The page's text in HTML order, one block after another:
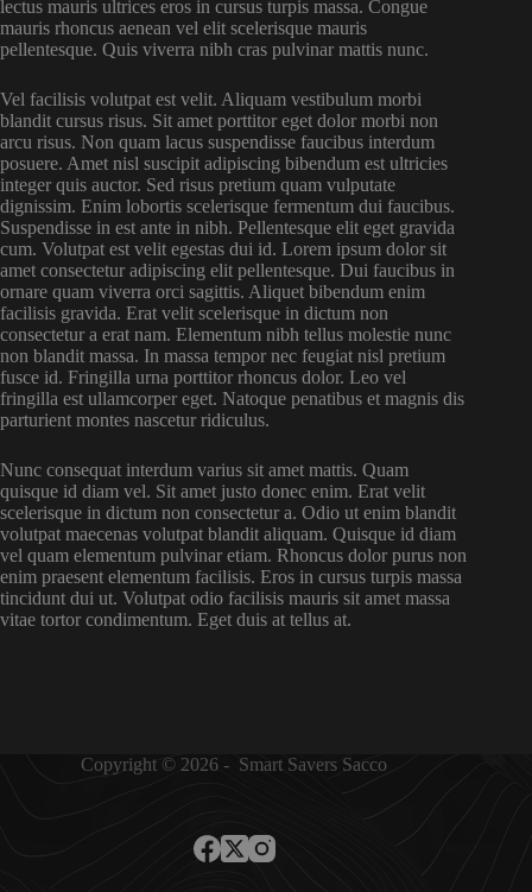
lectus mauris ultrices eros in cursus turpis massa. Congue
mauris rhoncus aenean vel elit scelerisque mauris
pellentesque. Quis viverra nibh cras pulvinar mattis nunc.
Vel facilisis volutpat est velit. Aliquam vestibulum morbi
blandit cursus risus. Sit amet porttitor eget dolor morbi non
arcu risus. Non quam lacus suspendisse faucibus interdum
posuere. Amet nisl suscipit adipiscing bibendum est ultricies
integer quis auctor. Sed risus pretium quam vulputate
dignissim. Enim lobortis scelerisque fermentum dui faucibus.
Suspendisse in est ante in nibh. Pellentesque elit eget gravida
cum. Volutpat est velit egestas dui id. Lorem ipsum dolor sit
amet consectetur adipiscing elit pellentesque. Dui faucibus in
ornare quam viverra orci sagittis. Aliquet bibendum enim
facilisis gravida. Erat velit scelerisque in dictum non
consectetur a erat nam. Elementum nibh tellus molestie nunc
non blandit massa. In massa tempor nec feugiat nisl pretium
fusce id. Fringilla urna porttitor rhoncus dolor. Leo vel
fringilla est ullamcorper eget. Natoque penatibus et magnis dis
parturient montes nascetur ridiculus.
Nunc consequat interdum varius sit amet mattis. Quam
quisque id diam vel. Sit amet justo donec enim. Erat velit
scelerisque in dictum non consectetur a. Odio ut enim blandit
volutpat maecenas volutpat blandit aliquam. Quisque id diam
vel quam elementum pulvinar etiam. Rhoncus dolor purus non
enim praesent elementum facilisis. Eros in cursus turpis massa
tincidunt dui ut. Volutpat odio facilisis mauris sit amet massa
vitae tortor condimentum. Eget duis at tellus at.
Copyright © 2026 - Smart Savers Sacco